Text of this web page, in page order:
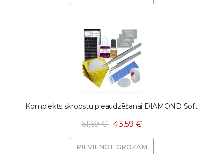
Komplekts skropstu pieaudzēšanai DIAMOND Soft
61,69 € 43,59 €
PIEVIENOT GROZAM